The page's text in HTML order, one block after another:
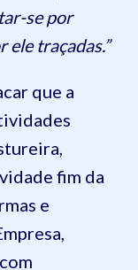
se por
ele traçadas.”
que a
fim da
e